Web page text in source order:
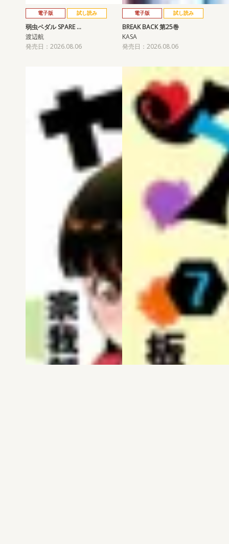
電子版 試し読み
弱虫ペダル SPARE …
渡辺航
発売日：2026.08.06
電子版 試し読み
BREAK BACK 第25巻
KASA
発売日：2026.08.06